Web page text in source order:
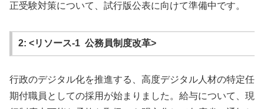
正受験対策について、試行版公表に向けて準備中です。
2: <リソース-1 公務員制度改革>
行政のデジタル化を推進する、高度デジタル人材の特定任
期付職員としての採用が始まりました。給与について、現